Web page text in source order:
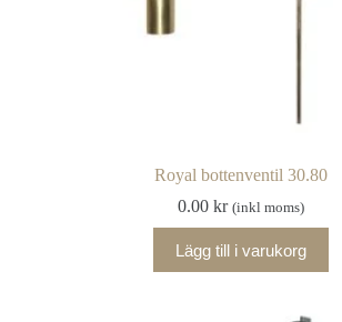
Royal bottenventil 30.80
0.00kr (inkl moms)
Lägg till i varukorg